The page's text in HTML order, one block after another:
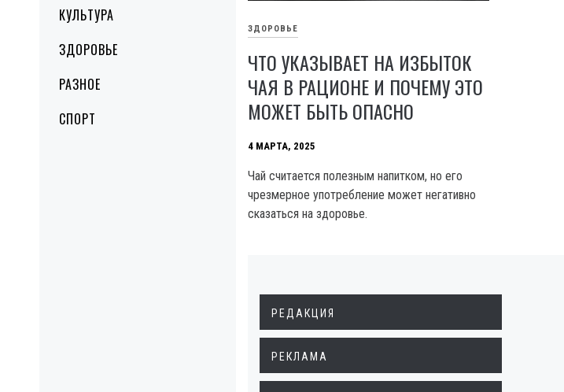
КУЛЬТУРА
ЗДОРОВЬЕ
РАЗНОЕ
СПОРТ
ЗДОРОВЬЕ
ЧТО УКАЗЫВАЕТ НА ИЗБЫТОК
ЧАЯ В РАЦИОНЕ И ПОЧЕМУ ЭТО
МОЖЕТ БЫТЬ ОПАСНО
4 МАРТА, 2025
Чай считается полезным напитком, но его
чрезмерное употребление может негативно
сказаться на здоровье.
РЕДАКЦИЯ
РЕКЛАМА